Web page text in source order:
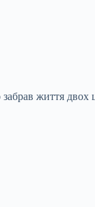
життя двох